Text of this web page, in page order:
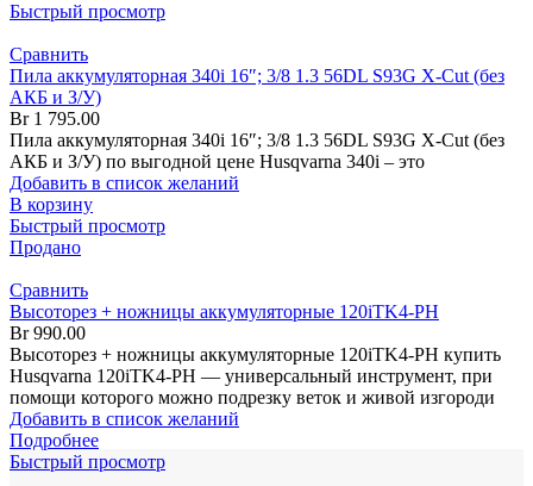
Быстрый просмотр
Сравнить
Пила аккумуляторная 340i 16″; 3/8 1.3 56DL S93G X-Cut (без
АКБ и З/У)
Br1 795.00
Пила аккумуляторная 340i 16″; 3/8 1.3 56DL S93G X-Cut (без
АКБ и З/У) по выгодной цене Husqvarna 340i – это
Добавить в список желаний
В корзину
Быстрый просмотр
Продано
Сравнить
Высоторез + ножницы аккумуляторные 120iTK4-PH
Br990.00
Высоторез + ножницы аккумуляторные 120iTK4-PH купить
Husqvarna 120iTK4-PH — универсальный инструмент, при
помощи которого можно подрезку веток и живой изгороди
Добавить в список желаний
Подробнее
Быстрый просмотр